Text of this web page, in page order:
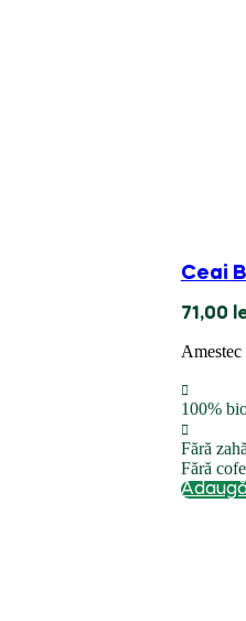
Ceai
71,00
100%
Fără
Fără